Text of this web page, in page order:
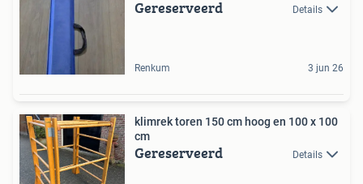
Gereserveerd Details
Renkum 3 jun 26
klimrek toren 150 cm hoog en 100 x 100
cm
Gereserveerd Details